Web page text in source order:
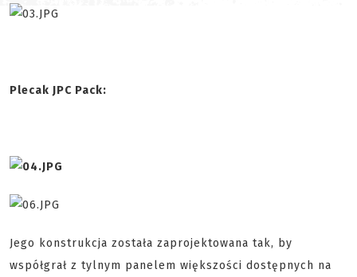
Plecak JPC Pack:
Jego konstrukcja została zaprojektowana tak, by
współgrał z tylnym panelem większości dostępnych na